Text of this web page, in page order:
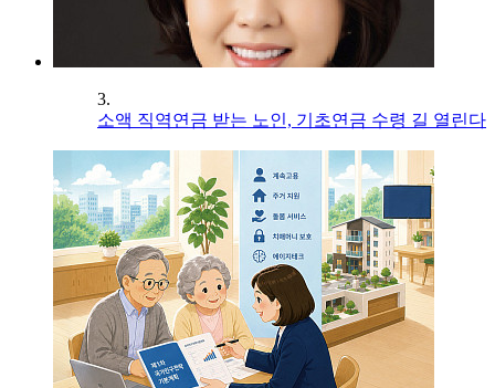
3.
소액 직역연금 받는 노인, 기초연금 수령 길 열린다